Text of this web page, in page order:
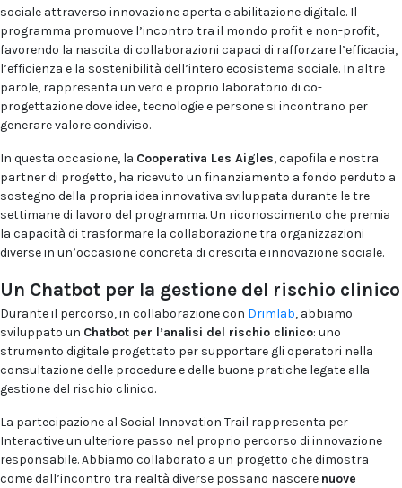
sociale attraverso innovazione aperta e abilitazione digitale. Il
programma promuove l’incontro tra il mondo profit e non-profit,
favorendo la nascita di collaborazioni capaci di rafforzare l’efficacia,
l’efficienza e la sostenibilità dell’intero ecosistema sociale. In altre
parole, rappresenta un vero e proprio laboratorio di co-
progettazione dove idee, tecnologie e persone si incontrano per
generare valore condiviso.
In questa occasione, la Cooperativa Les Aigles, capofila e nostra
partner di progetto, ha ricevuto un finanziamento a fondo perduto a
sostegno della propria idea innovativa sviluppata durante le tre
settimane di lavoro del programma. Un riconoscimento che premia
la capacità di trasformare la collaborazione tra organizzazioni
diverse in un’occasione concreta di crescita e innovazione sociale.
Un Chatbot per la gestione del rischio clinico
Durante il percorso, in collaborazione con Drimlab, abbiamo
sviluppato un Chatbot per l’analisi del rischio clinico: uno
strumento digitale progettato per supportare gli operatori nella
consultazione delle procedure e delle buone pratiche legate alla
gestione del rischio clinico.
La partecipazione al Social Innovation Trail rappresenta per
Interactive un ulteriore passo nel proprio percorso di innovazione
responsabile. Abbiamo collaborato a un progetto che dimostra
come dall’incontro tra realtà diverse possano nascere nuove